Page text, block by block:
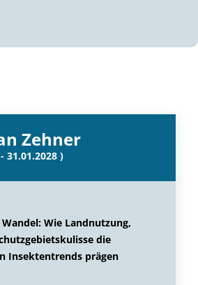
Zehner
31.01.2028 )
Wie Landnutzung,
die
Insektentrends prägen